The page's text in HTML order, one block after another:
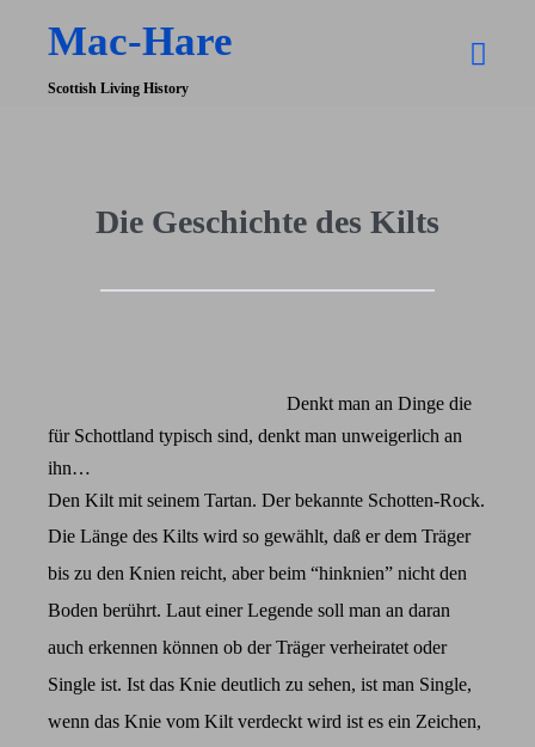
springen
Mac-Hare
Scottish Living History
Die Geschichte des Kilts
Denkt man an Dinge die
für Schottland typisch sind, denkt man unweigerlich an
ihn…
Den Kilt mit seinem Tartan. Der bekannte Schotten-Rock.
Die Länge des Kilts wird so gewählt, daß er dem Träger
bis zu den Knien reicht, aber beim “hinknien” nicht den
Boden berührt. Laut einer Legende soll man an daran
auch erkennen können ob der Träger verheiratet oder
Single ist. Ist das Knie deutlich zu sehen, ist man Single,
wenn das Knie vom Kilt verdeckt wird ist es ein Zeichen,